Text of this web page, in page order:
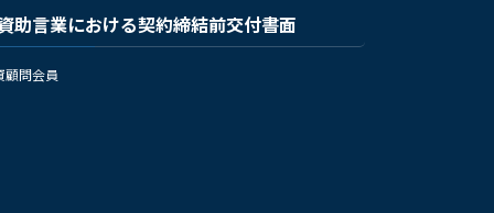
助言業における契約締結前交付書面
顧問会員